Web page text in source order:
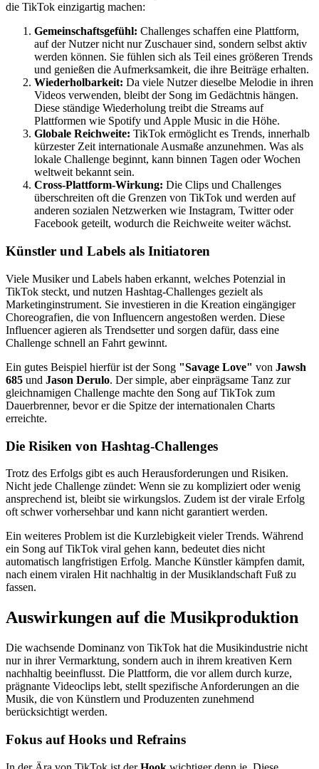
die TikTok einzigartig machen:
Gemeinschaftsgefühl: Challenges schaffen eine Plattform,
auf der Nutzer nicht nur Zuschauer sind, sondern selbst aktiv
werden können. Sie fühlen sich als Teil eines größeren Trends
und genießen die Aufmerksamkeit, die ihre Beiträge erhalten.
Wiederholbarkeit: Da viele Nutzer dieselbe Melodie in ihren
Videos verwenden, bleibt der Song im Gedächtnis hängen.
Diese ständige Wiederholung treibt die Streams auf
Plattformen wie Spotify und Apple Music in die Höhe.
Globale Reichweite: TikTok ermöglicht es Trends, innerhalb
kürzester Zeit internationale Ausmaße anzunehmen. Was als
lokale Challenge beginnt, kann binnen Tagen oder Wochen
weltweit bekannt sein.
Cross-Plattform-Wirkung: Die Clips und Challenges
überschreiten oft die Grenzen von TikTok und werden auf
anderen sozialen Netzwerken wie Instagram, Twitter oder
Facebook geteilt, wodurch die Reichweite weiter wächst.
Künstler und Labels als Initiatoren
Viele Musiker und Labels haben erkannt, welches Potenzial in
TikTok steckt, und nutzen Hashtag-Challenges gezielt als
Marketinginstrument. Sie investieren in die Kreation eingängiger
Choreografien, die von Influencern angestoßen werden. Diese
Influencer agieren als Trendsetter und sorgen dafür, dass eine
Challenge schnell an Fahrt gewinnt.
Ein gutes Beispiel hierfür ist der Song "Savage Love" von Jawsh
685 und Jason Derulo. Der simple, aber einprägsame Tanz zur
gleichnamigen Challenge machte den Song auf TikTok zum
Dauerbrenner, bevor er die Spitze der internationalen Charts
erreichte.
Die Risiken von Hashtag-Challenges
Trotz des Erfolgs gibt es auch Herausforderungen und Risiken.
Nicht jede Challenge zündet: Wenn sie zu kompliziert oder wenig
ansprechend ist, bleibt sie wirkungslos. Zudem ist der virale Erfolg
oft schwer vorhersehbar und kann nicht garantiert werden.
Ein weiteres Problem ist die Kurzlebigkeit vieler Trends. Während
ein Song auf TikTok viral gehen kann, bedeutet dies nicht
automatisch langfristigen Erfolg. Manche Künstler kämpfen damit,
nach einem viralen Hit nachhaltig in der Musiklandschaft Fuß zu
fassen.
Auswirkungen auf die Musikproduktion
Die wachsende Dominanz von TikTok hat die Musikindustrie nicht
nur in ihrer Vermarktung, sondern auch in ihrem kreativen Kern
nachhaltig beeinflusst. Die Plattform, die vor allem durch kurze,
prägnante Videoclips lebt, stellt spezifische Anforderungen an die
Musik, die von Künstlern und Produzenten zunehmend
berücksichtigt werden.
Fokus auf Hooks und Refrains